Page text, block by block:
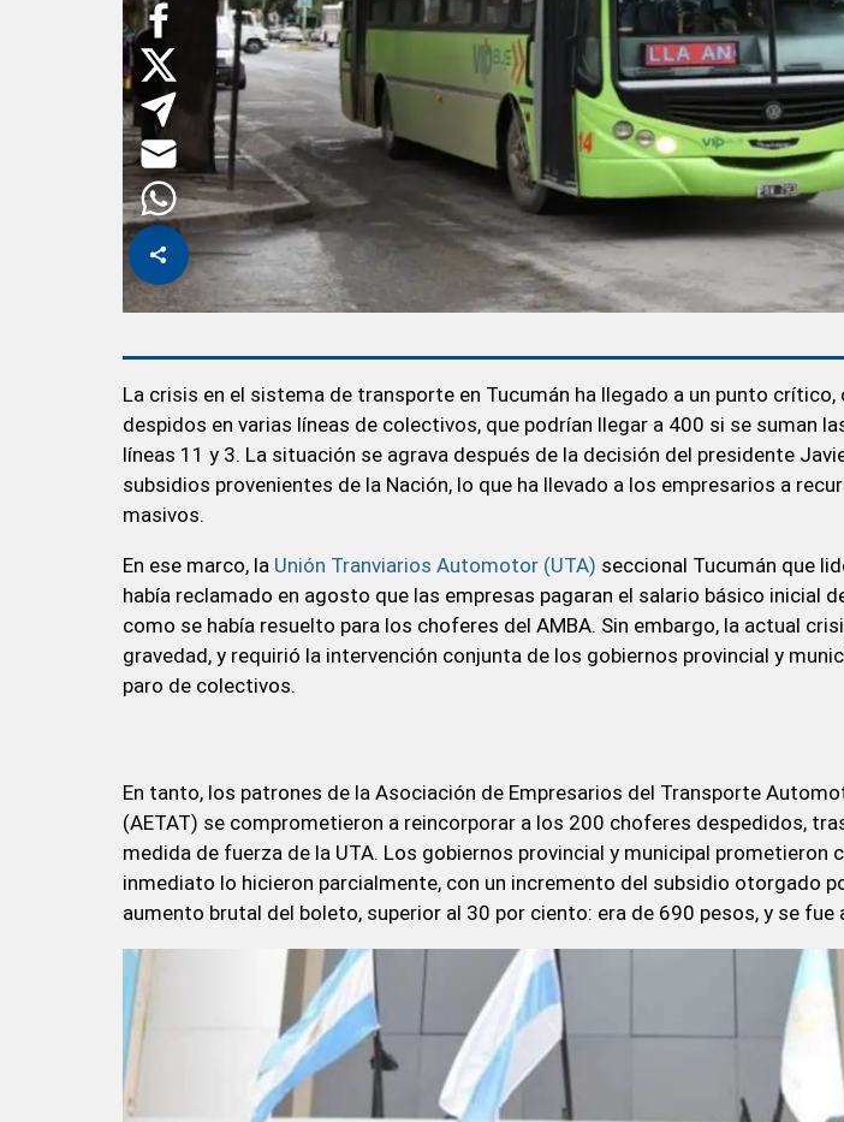
La crisis en el sistema de transporte en Tucumán ha llegado a un punto crítico,
despidos en varias líneas de colectivos, que podrían llegar a 400 si se suman
líneas 11 y 3. La situación se agrava después de la decisión del presidente
subsidios provenientes de la Nación, lo que ha llevado a los empresarios a
masivos.
En ese marco, la Unión Tranviarios Automotor (UTA) seccional Tucumán que
había reclamado en agosto que las empresas pagaran el salario básico inicial
como se había resuelto para los choferes del AMBA. Sin embargo, la actual
gravedad, y requirió la intervención conjunta de los gobiernos provincial y
paro de colectivos.
En tanto, los patrones de la Asociación de Empresarios del Transporte
(AETAT) se comprometieron a reincorporar a los 200 choferes despedidos,
medida de fuerza de la UTA. Los gobiernos provincial y municipal prometieron
inmediato lo hicieron parcialmente, con un incremento del subsidio otorgado
aumento brutal del boleto, superior al 30 por ciento: era de 690 pesos, y se fue